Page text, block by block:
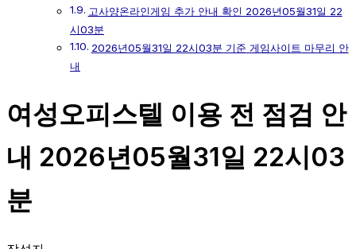
고사양온라인게임 추가 안내 확인 2026년05월31일 22
시03분
2026년05월31일 22시03분 기준 게임사이트 마무리 안
내
여성오피스텔 이용 전 점검 안
내 2026년05월31일 22시03
분